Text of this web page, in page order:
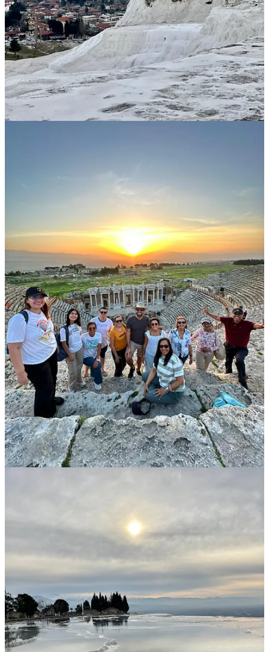
¡Viajar es la Vida!
Visitaremos:
Estambul – Ankara – Capadocia – Pamukkale – Éfeso – Kusadasi o
Izmir – Bursa – Estambul – Dubái – Abu Dhabi
☀16 días 🌙14 noches
🗓Del 24 Marzo al 8 de Abril 2025
Alimentación según itinerario
Guía hispanohablante en Turquía y en Dubái
Entradas a mezquitas y museos
Acompañamiento cultural de Paşa y Cami
Itinerarios completos y más información en:
viajareslavida.com
Si tienen preguntas o quieren reservar pueden contactarnos al:
+ 57 312 7772288
📍Av 19 # 97 - 31 Of 202, Bogotá
Viajar es la Vida es una agencia de viajes de Hecho en Turquía
SAS. Somos asociados de ANATO
RNT: 106873
Discusión sobre este post
Restacks
Lo mejor de Debates